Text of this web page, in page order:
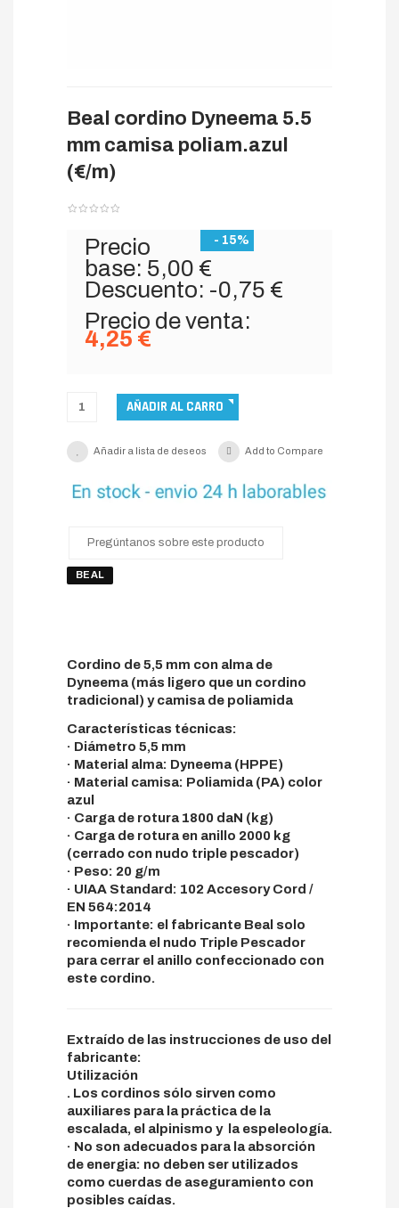
Beal cordino Dyneema 5.5
mm camisa poliam.azul
(€/m)
- 15%
Precio
base: 5,00 €
Descuento: -0,75 €
Precio de venta:
4,25 €
Añadir a lista de deseos Add to Compare
Pregúntanos sobre este producto
BEAL
Cordino de 5,5 mm con alma de
Dyneema (más ligero que un cordino
tradicional) y camisa de poliamida
Características técnicas:
· Diámetro 5,5 mm
· Material alma: Dyneema (HPPE)
· Material camisa: Poliamida (PA) color
azul
· Carga de rotura 1800 daN (kg)
· Carga de rotura en anillo 2000 kg
(cerrado con nudo triple pescador)
· Peso: 20 g/m
· UIAA Standard: 102 Accesory Cord /
EN 564:2014
· Importante: el fabricante Beal solo
recomienda el nudo Triple Pescador
para cerrar el anillo confeccionado con
este cordino.
Extraído de las instrucciones de uso del
fabricante:
Utilización
. Los cordinos sólo sirven como
auxiliares para la práctica de la
escalada, el alpinismo y la espeleología.
· No son adecuados para la absorción
de energia: no deben ser utilizados
como cuerdas de aseguramiento con
posibles caídas.